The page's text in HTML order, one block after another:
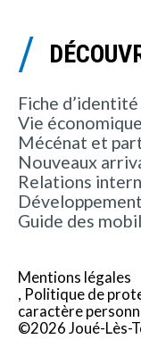
Fiche d’identité
Vie économique
Mécénat et
Nouveaux
Relations
Guide des
Mentions légales
Politique de
caractère
©2026 Joué-Lès-